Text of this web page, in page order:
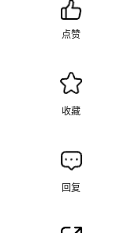
点赞
收藏
回复